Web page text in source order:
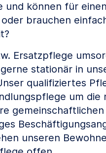
und können für
brauchen
Ersatzpflege
stationär in
qualifiziertes
um die
unseren